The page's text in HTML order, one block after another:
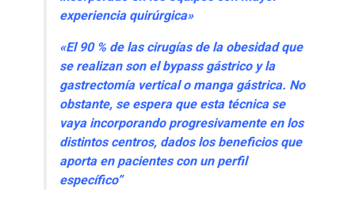
experiencia quirúrgica»
«El 90 % de las cirugías de la obesidad que
se realizan son el bypass gástrico y la
gastrectomía vertical o manga gástrica. No
obstante, se espera que esta técnica se
vaya incorporando progresivamente en los
distintos centros, dados los beneficios que
aporta en pacientes con un perfil
específico”